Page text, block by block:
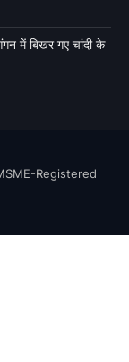
में बिखर गए चांदी के
Registered